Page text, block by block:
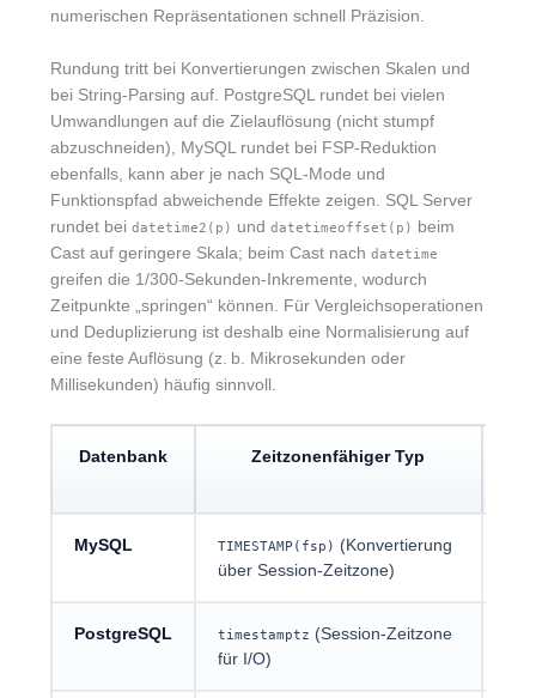
numerischen Repräsentationen schnell Präzision.
Rundung tritt bei Konvertierungen zwischen Skalen und
bei String-Parsing auf. PostgreSQL rundet bei vielen
Umwandlungen auf die Zielauflösung (nicht stumpf
abzuschneiden), MySQL rundet bei FSP-Reduktion
ebenfalls, kann aber je nach SQL-Mode und
Funktionspfad abweichende Effekte zeigen. SQL Server
rundet bei datetime2(p) und datetimeoffset(p) beim
Cast auf geringere Skala; beim Cast nach datetime
greifen die 1/300‑Sekunden-Inkremente, wodurch
Zeitpunkte „springen“ können. Für Vergleichsoperationen
und Deduplizierung ist deshalb eine Normalisierung auf
eine feste Auflösung (z. b. Mikrosekunden oder
Millisekunden) häufig sinnvoll.
Datenbank Zeitzonenfähiger Typ
MySQL TIMESTAMP(fsp) (Konvertierung
über Session-Zeitzone)
PostgreSQL timestamptz (Session-Zeitzone
für I/O)